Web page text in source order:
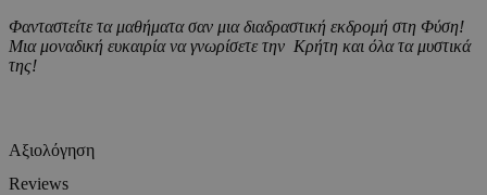
Φανταστείτε τα μαθήματα σαν μια διαδραστική εκδρομή στη Φύση!
Μια μοναδική ευκαιρία να γνωρίσετε την Κρήτη και όλα τα μυστικά
της!
Αξιολόγηση
Reviews